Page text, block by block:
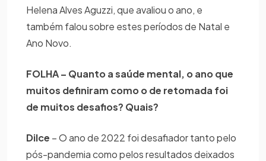
Helena Alves Aguzzi, que avaliou o ano, e
também falou sobre estes períodos de Natal e
Ano Novo.
FOLHA – Quanto a saúde mental, o ano que
muitos definiram como o de retomada foi
de muitos desafios? Quais?
Dilce – O ano de 2022 foi desafiador tanto pelo
pós-pandemia como pelos resultados deixados